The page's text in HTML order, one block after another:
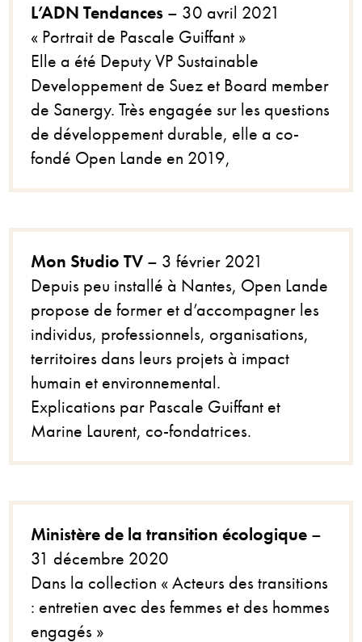
L’ADN Tendances – 30 avril 2021
« Portrait de Pascale Guiffant »
Elle a été Deputy VP Sustainable
Developpement de Suez et Board member
de Sanergy. Très engagée sur les questions
de développement durable, elle a co-
fondé Open Lande en 2019,
Mon Studio TV – 3 février 2021
Depuis peu installé à Nantes, Open Lande
propose de former et d’accompagner les
individus, professionnels, organisations,
territoires dans leurs projets à impact
humain et environnemental.
Explications par Pascale Guiffant et
Marine Laurent, co-fondatrices.
Ministère de la transition écologique –
31 décembre 2020
Dans la collection « Acteurs des transitions
: entretien avec des femmes et des hommes
engagés »